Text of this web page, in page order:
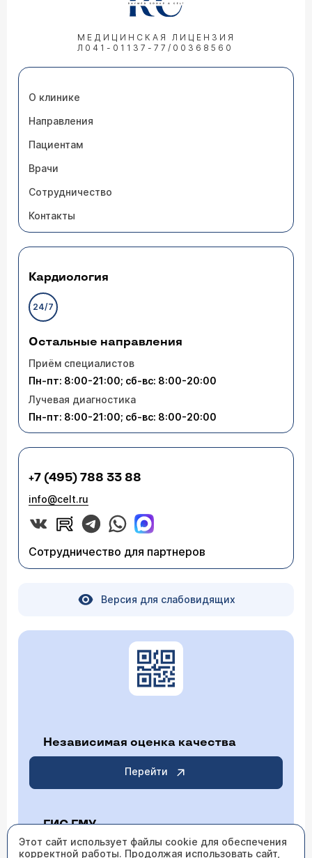
МЕДИЦИНСКАЯ ЛИЦЕНЗИЯ
Л041-01137-77/00368560
О клинике
Направления
Пациентам
Врачи
Сотрудничество
Контакты
Кардиология
24/7
Остальные направления
Приём специалистов
Пн-пт: 8:00-21:00; сб-вс: 8:00-20:00
Лучевая диагностика
Пн-пт: 8:00-21:00; сб-вс: 8:00-20:00
+7 (495) 788 33 88
info@celt.ru
Сотрудничество для партнеров
Версия для слабовидящих
Независимая оценка качества
Перейти
ГИС ГМУ
Перейти
Этот сайт использует файлы cookie для обеспечения
корректной работы. Продолжая использовать сайт,